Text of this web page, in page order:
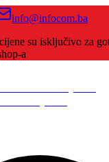
info@infocom.ba
su isključivo za
a